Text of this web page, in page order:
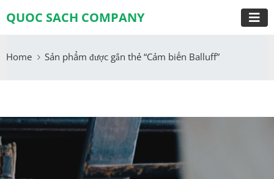
QUOC SACH COMPANY
Home Sản phẩm được gắn thẻ “Cảm biến Balluff”